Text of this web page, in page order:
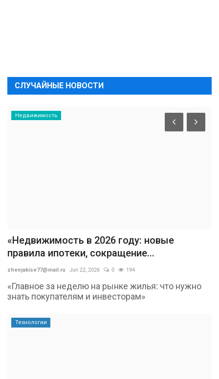
СЛУЧАЙНЫЕ НОВОСТИ
Недвижимость
«Недвижимость в 2026 году: новые
правила ипотеки, сокращение...
zhenjakise77@mail.ru Jun 22, 2026 0 194
«Главное за неделю на рынке жилья: что нужно
знать покупателям и инвесторам»
Технологии